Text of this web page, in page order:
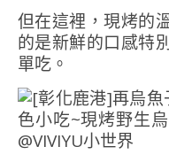
但在這裡，現烤的
的是新鮮的口感特
單吃。